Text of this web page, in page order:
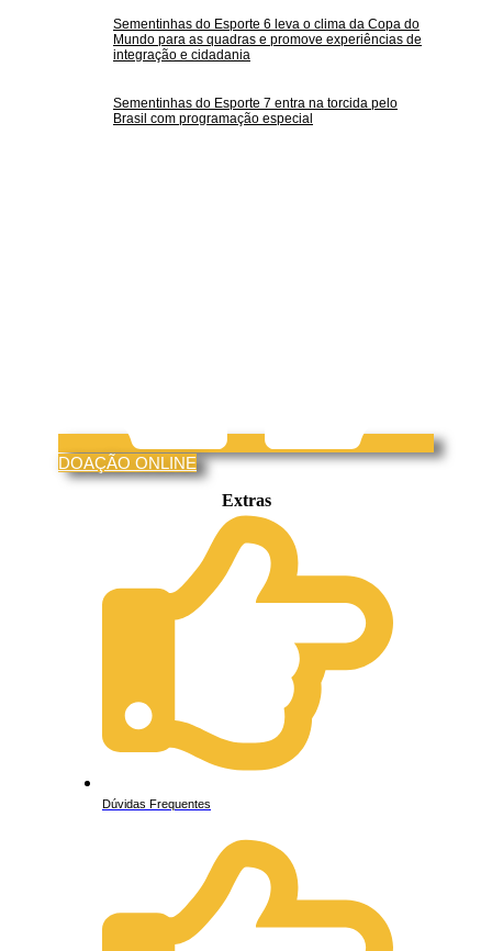
Sementinhas do Esporte 6 leva o clima da Copa do
Mundo para as quadras e promove experiências de
integração e cidadania
Sementinhas do Esporte 7 entra na torcida pelo
Brasil com programação especial
DOAÇÃO ONLINE
Extras
Dúvidas Frequentes